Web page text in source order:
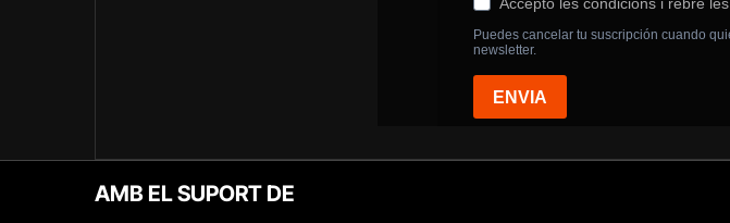
AMB EL SUPORT DE